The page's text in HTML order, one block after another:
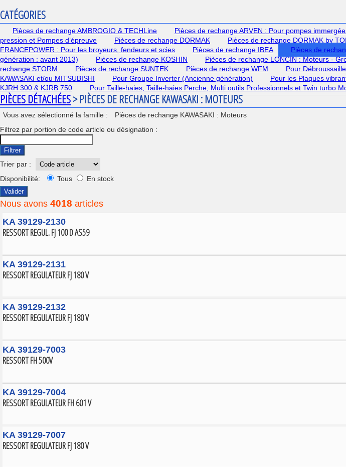
CATÉGORIES
Pièces de rechange AMBROGIO & TECHLine Pièces de rechange ARVEN : Pour pompes
pression et Pompes d’épreuve
Pièces de rechange DORMAK Pièces de rechange DORMAK by
FRANCEPOWER : Pour les broyeurs, fendeurs et scies
Pièces de rechange IBEA Pièces de
génération : avant 2013)
Pièces de rechange KOSHIN Pièces de rechange LONCIN : Moteurs -
rechange STORM
Pièces de rechange SUNTEK Pièces de rechange WFM
Pour
KAWASAKI et/ou MITSUBISHI
Pour Groupe Inverter (Ancienne génération) Pour les Plaques
KJRH 300 & KJRB 750
Pour Taille-haies, Taille-haies Perche, Multi outils Professionnels et Twin turbo
PIÈCES DÉTACHÉES> PIÈCES DE RECHANGE KAWASAKI : MOTEURS
Vous avez sélectionné la famille :
Pièces de rechange KAWASAKI : Moteurs
Filtrez par portion de code article ou désignation :
Filtrer
Trier par :
Disponibilité:
Tous En stock
Valider
Nous avons 4018 articles
KA 39129-2130
RESSORT REGUL. FJ 100 D AS59
KA 39129-2131
RESSORT REGULATEUR FJ 180 V
KA 39129-2132
RESSORT REGULATEUR FJ 180 V
KA 39129-7003
RESSORT FH 500V
KA 39129-7004
RESSORT REGULATEUR FH 601 V
KA 39129-7007
RESSORT REGULATEUR FJ 180 V